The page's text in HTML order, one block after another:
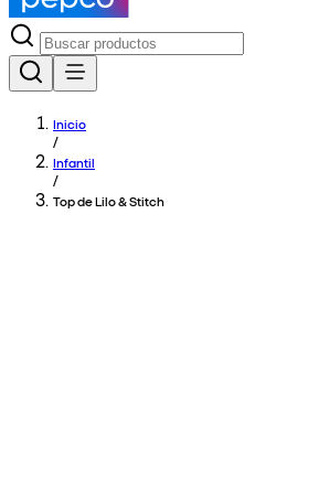
Inicio
/
Infantil
/
Top de Lilo & Stitch